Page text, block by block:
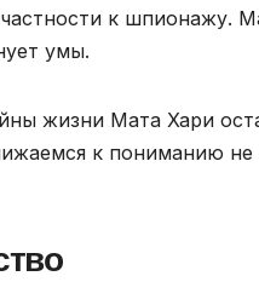
к шпионажу.
умы.
жизни Мата Хари
к пониманию